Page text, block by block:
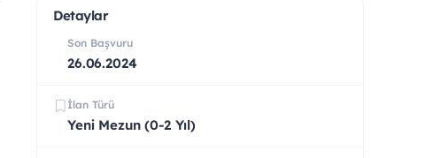
Detaylar
Son Başvuru
26.06.2024
İlan Türü
Yeni Mezun (0-2 Yıl)